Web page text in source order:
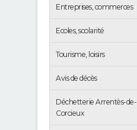
Entreprises, commerces
Ecoles, scolarité
Tourisme, loisirs
Avis de décès
Déchetterie Arrentès-de-
Corcieux